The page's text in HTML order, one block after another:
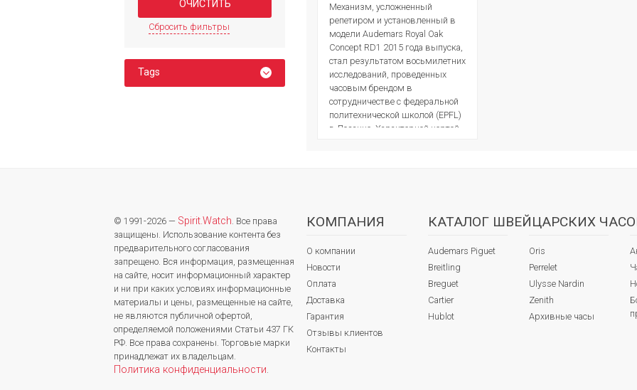
Сбросить фильтры
Tags
Механизм, усложненный
репетиром и установленный в
модели Audemars Royal Oak
Concept RD1 2015 года выпуска,
стал результатом восьмилетних
исследований, проведенных
часовым брендом в
сотрудничестве с федеральной
политехнической школой (EPFL)
в Лозанне. Характерной чертой
© 1991-2026 — Spirit.Watch. Все права
защищены. Использование контента без
предварительного согласования
запрещено. Вся информация, размещенная
на сайте, носит информационный характер
и ни при каких условиях информационные
материалы и цены, размещенные на сайте,
не являются публичной офертой,
определяемой положениями Статьи 437 ГК
РФ. Все права сохранены. Торговые марки
принадлежат их владельцам.
Политика конфиденциальности.
КОМПАНИЯ
О компании
Новости
Оплата
Доставка
Гарантия
Отзывы клиентов
Контакты
КАТАЛОГ ШВЕЙЦАРСКИХ
Audemars Piguet
Breitling
Breguet
Cartier
Hublot
Oris
Perrelet
Ulysse Nardin
Zenith
Архивные часы